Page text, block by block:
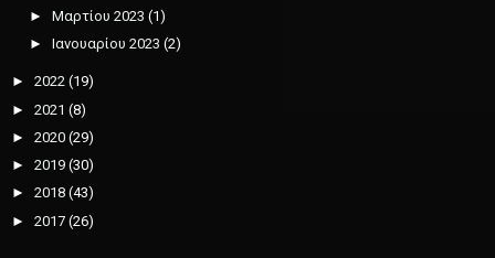
► Μαρτίου 2023 (1)
► Ιανουαρίου 2023 (2)
► 2022 (19)
► 2021 (8)
► 2020 (29)
► 2019 (30)
► 2018 (43)
► 2017 (26)